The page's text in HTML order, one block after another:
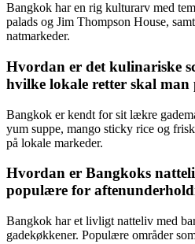
Bangkok har en rig kulturarv med
palads og Jim Thompson House,
natmarkeder.
Hvordan er det kulinariske
hvilke lokale retter skal man
Bangkok er kendt for sit lækre
yum suppe, mango sticky rice og
på lokale markeder.
Hvordan er Bangkoks
populære for
Bangkok har et livligt natteliv med
gadekøkkener. Populære områder